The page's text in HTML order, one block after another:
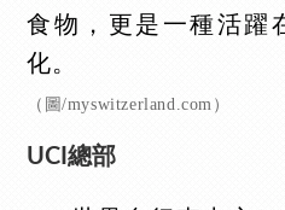
食物，更是一種活躍
化。
（圖/myswitzerland.com）
UCI總部